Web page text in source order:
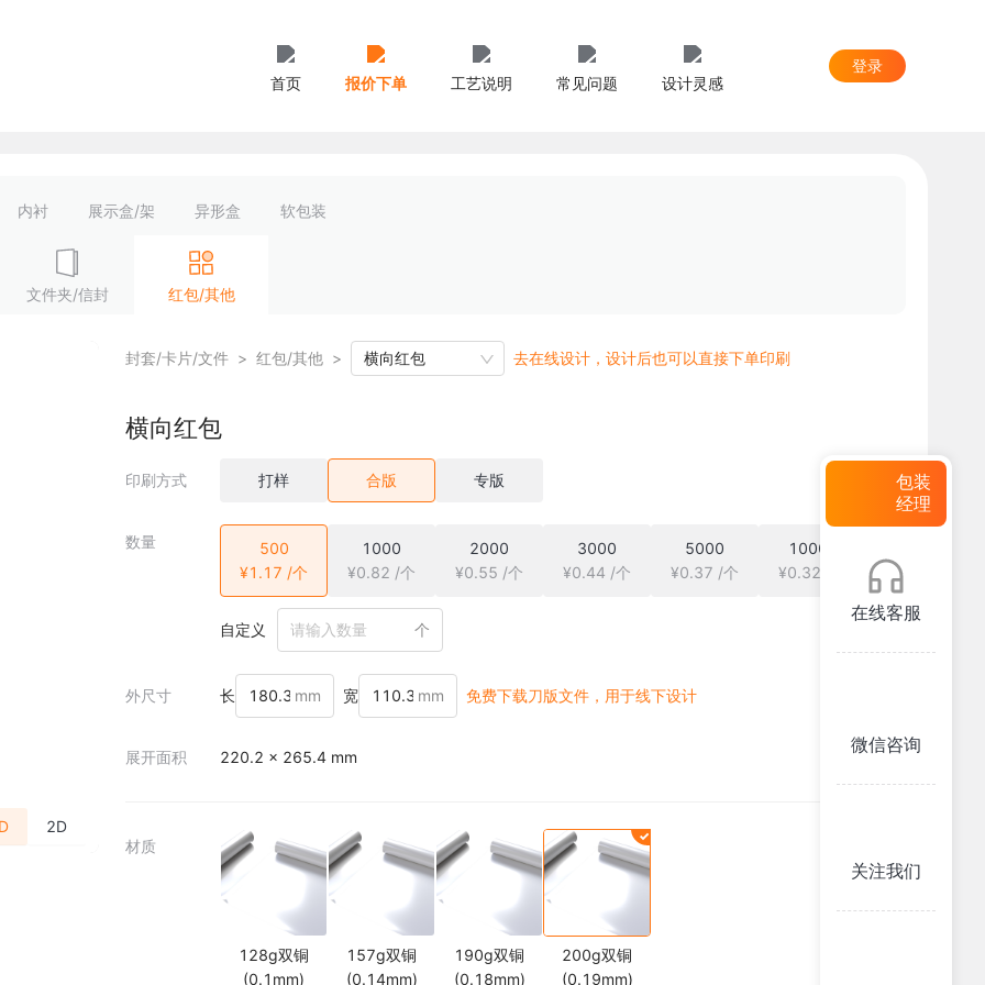
首页 报价下单 工艺说明 常见问题 设计灵感
登录
内衬 展示盒/架 异形盒 软包装
文件夹/信封 红包/其他
2D
封套/卡片/文件 > 红包/其他 > 横向红包 去在线设计，设计后也可以直接下单印刷
横向红包
印刷方式 打样 合版 专版
数量
500
¥1.17 /个
1000
¥0.82 /个
2000
¥0.55 /个
3000
¥0.44 /个
5000
¥0.37 /个
10000
¥0.32 /个
自定义 个
外尺寸 长 mm 宽 mm 免费下载刀版文件，用于线下设计
展开面积 220.2 × 265.4 mm
材质
128g双铜
(0.1mm)
157g双铜
(0.14mm)
190g双铜
(0.18mm)
200g双铜
(0.19mm)
包装
经理
在线客服
微信咨询
关注我们